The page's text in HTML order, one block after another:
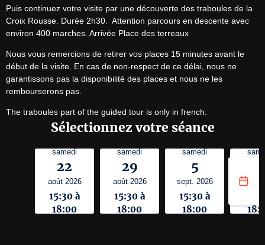
Puis continuez votre visite par une découverte des traboules de la
Croix Rousse. Durée 2h30.  Attention parcours en descente avec
environ 400 marches. Arrivée Place des terreaux
Nous vous remercions de retirer vos places 15 minutes avant le
début de la visite. En cas de non-respect de ce délai, nous ne
garantissons pas la disponibilité des places et nous ne les
rembourserons pas.
The traboules part of the guided tour is only in french.
Sélectionnez votre séance
samedi
22
août 2026
15:30 à
18:00
samedi
29
août 2026
15:30 à
18:00
samedi
5
sept. 2026
15:30 à
18:00
sept.